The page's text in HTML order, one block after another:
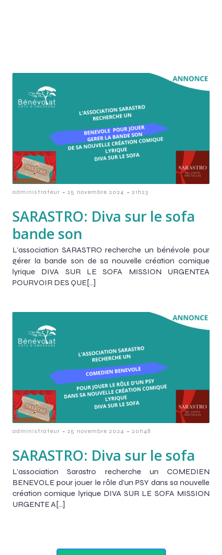
administrateur - 25 novembre 2024 - 21h23
SARASTRO: Diva sur le sofa
bande son
L’association SARASTRO recherche un bénévole pour
gérer la bande son de sa nouvelle création comique
lyrique DIVA SUR LE SOFA MISSION URGENTEA
POURVOIR DES QUE[…]
administrateur - 25 novembre 2024 - 20h48
SARASTRO: Diva sur le sofa
L’association Sarastro recherche un COMEDIEN
BENEVOLE pour jouer le rôle d’un PSY dans sa nouvelle
création comique lyrique DIVA SUR LE SOFA MISSION
URGENTE A[…]